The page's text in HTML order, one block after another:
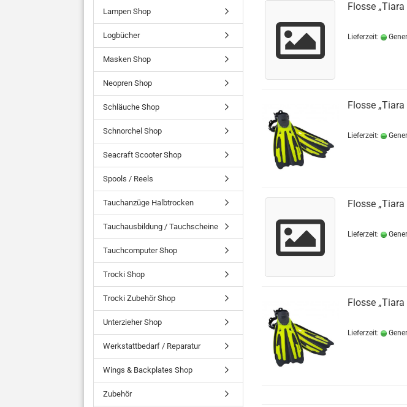
Flosse
Lieferzeit:
Flosse
Lieferzeit:
Flosse
Lieferzeit:
Flosse „Tiara
Lieferzeit:
Lampen Shop
Logbücher
Masken Shop
Neopren Shop
Schläuche Shop
Schnorchel Shop
Seacraft Scooter Shop
Spools / Reels
Tauchanzüge Halbtrocken
Tauchausbildung / Tauchscheine
Tauchcomputer Shop
Trocki Shop
Trocki Zubehör Shop
Unterzieher Shop
Werkstattbedarf / Reparatur
Wings & Backplates Shop
Zubehör